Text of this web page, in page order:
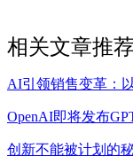
相关文章推荐
AI引领销售变革：
OpenAI即将发布
创新不能被计划的